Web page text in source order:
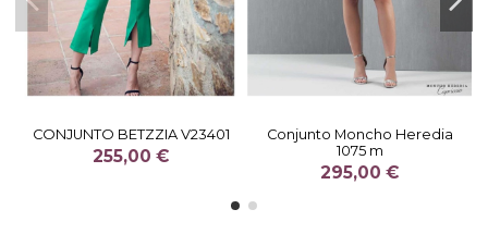
CONJUNTO BETZZIA V23401
255,00 €
Conjunto Moncho Heredia
1075 m
295,00 €